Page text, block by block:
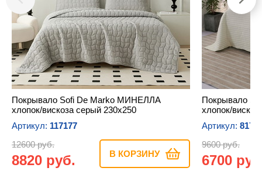
Покрывало Sofi De Marko МИНЕЛЛА
хлопок/вискоза серый 230х250
Артикул: 117177
12600 руб.
8820 руб. В КОРЗИНУ
Покрывало
хлопок/
Артикул:
9600 руб.
6700